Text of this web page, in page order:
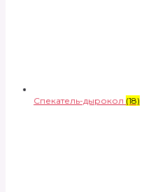
Спекатель-дырокол (18)